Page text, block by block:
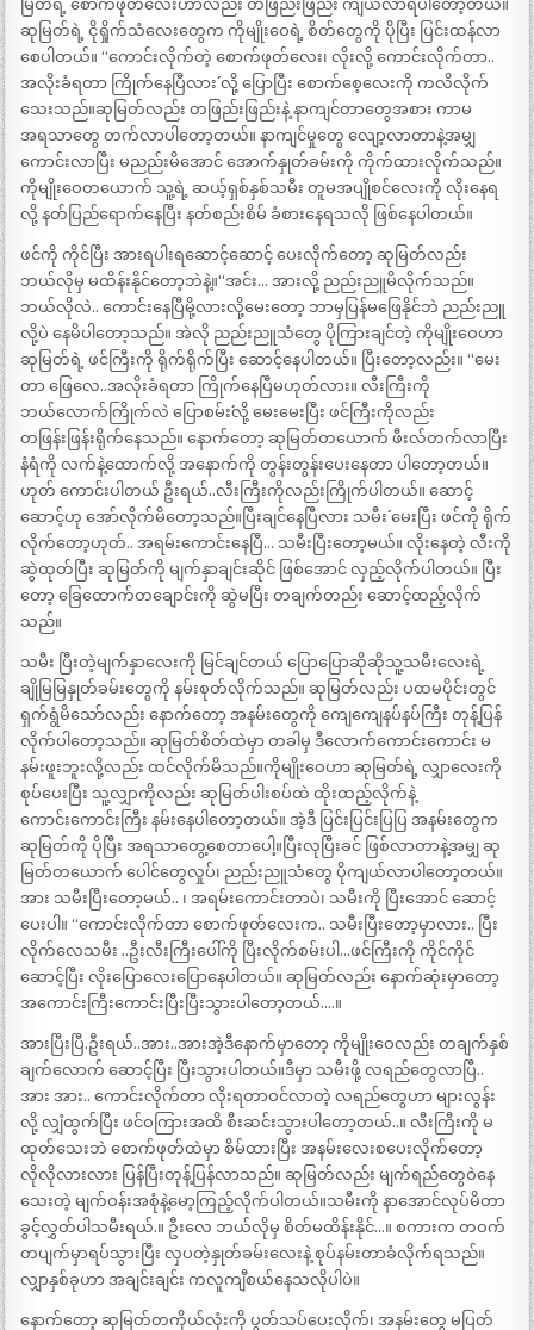
မြတ်ရဲ့ စောက်ဖုတ်လေးဟာလည်း တဖြည်းဖြည်း ကျယ်လာရပါတော့တယ်။
ဆုမြတ်ရဲ့ ငိုရှိုက်သံလေးတွေက ကိုမျိုးဝေရဲ့ စိတ်တွေကို ပိုပြီး ပြင်းထန်လာ
စေပါတယ်။ “ကောင်းလိုက်တဲ့ စောက်ဖုတ်လေး၊ လိုးလို့ ကောင်းလိုက်တာ..
အလိုးခံရတာ ကြိုက်နေပြီလား´´ လို့ ပြောပြီး စောက်စေ့လေးကို ကလိလိုက်
သေးသည်။ဆုမြတ်လည်း တဖြည်းဖြည်းနဲ့ နာကျင်တာတွေအစား ကာမ
အရသာတွေ တက်လာပါတော့တယ်။ နာကျင်မှုတွေ လျော့လာတာနဲ့အမျှ
ကောင်းလာပြီး မညည်းမိအောင် အောက်နှုတ်ခမ်းကို ကိုက်ထားလိုက်သည်။
ကိုမျိုးဝေတယောက် သူ့ရဲ့ ဆယ့်ရှစ်နှစ်သမီး တူမအပျိုစင်လေးကို လိုးနေရ
လို့ နတ်ပြည်ရောက်နေပြီး နတ်စည်းစိမ် ခံစားနေရသလို ဖြစ်နေပါတယ်။
ဖင်ကို ကိုင်ပြီး အားရပါးရဆောင့်ဆောင့် ပေးလိုက်တော့ ဆုမြတ်လည်း
ဘယ်လိုမှ မထိန်းနိုင်တော့ဘဲနဲ့။“အင်း… အားလို့ ညည်းညူမိလိုက်သည်။
ဘယ်လိုလဲ.. ကောင်းနေပြီမို့လားလို့မေးတော့ ဘာမှပြန်မဖြေနိုင်ဘဲ ညည်းညူ
လို့ပဲ နေမိပါတော့သည်။ အဲလို ညည်းညူသံတွေ ပိုကြားချင်တဲ့ ကိုမျိုးဝေဟာ
ဆုမြတ်ရဲ့ ဖင်ကြီးကို ရိုက်ရိုက်ပြီး ဆောင့်နေပါတယ်။ ပြီးတော့လည်း။ “မေး
တာ ဖြေလေ..အလိုးခံရတာ ကြိုက်နေပြီမဟုတ်လား။ လီးကြီးကို
ဘယ်လောက်ကြိုက်လဲ ပြောစမ်း´´လို့ မေးမေးပြီး ဖင်ကြီးကိုလည်း
တဖြန်းဖြန်းရိုက်နေသည်။ နောက်တော့ ဆုမြတ်တယောက် ဖီးလ်တက်လာပြီး
နံရံကို လက်နဲ့ထောက်လို့ အနောက်ကို တွန်းတွန်းပေးနေတာ ပါတော့တယ်။
ဟုတ် ကောင်းပါတယ် ဦးရယ်..လီးကြီးကိုလည်းကြိုက်ပါတယ်။ ဆောင့်
ဆောင့်ဟု အော်လိုက်မိတော့သည်။ပြီးချင်နေပြီလား သမီး´´ မေးပြီး ဖင်ကို ရိုက်
လိုက်တော့ဟုတ်.. အရမ်းကောင်းနေပြီ… သမီးပြီးတော့မယ်။ လိုးနေတဲ့ လီးကို
ဆွဲထုတ်ပြီး ဆုမြတ်ကို မျက်နှာချင်းဆိုင် ဖြစ်အောင် လှည့်လိုက်ပါတယ်။ ပြီး
တော့ ခြေထောက်တချောင်းကို ဆွဲမပြီး တချက်တည်း ဆောင့်ထည့်လိုက်
သည်။
သမီး ပြီးတဲ့မျက်နှာလေးကို မြင်ချင်တယ် ပြောပြောဆိုဆိုသူ့သမီးလေးရဲ့
ချိုမြမြနှုတ်ခမ်းတွေကို နမ်းစုတ်လိုက်သည်။ ဆုမြတ်လည်း ပထမပိုင်းတွင်
ရှက်ရွံမိသော်လည်း နောက်တော့ အနမ်းတွေကို ကျေကျေနပ်နပ်ကြီး တုန့်ပြန်
လိုက်ပါတော့သည်။ ဆုမြတ်စိတ်ထဲမှာ တခါမှ ဒီလောက်ကောင်းကောင်း မ
နမ်းဖူးဘူးလို့လည်း ထင်လိုက်မိသည်။ကိုမျိုးဝေဟာ ဆုမြတ်ရဲ့ လျှာလေးကို
စုပ်ပေးပြီး သူ့လျှာကိုလည်း ဆုမြတ်ပါးစပ်ထဲ ထိုးထည့်လိုက်နဲ့
ကောင်းကောင်းကြီး နမ်းနေပါတော့တယ်။ အဲ့ဒီ ပြင်းပြင်းပြပြ အနမ်းတွေက
ဆုမြတ်ကို ပိုပြီး အရသာတွေ့စေတာပေါ့။ပြီးလုပြီးခင် ဖြစ်လာတာနဲ့အမျှ ဆု
မြတ်တယောက် ပေါင်တွေလှုပ်၊ ညည်းညူသံတွေ ပိုကျယ်လာပါတော့တယ်။
အား သမီးပြီးတော့မယ်.. ၊ အရမ်းကောင်းတာပဲ၊ သမီးကို ပြီးအောင် ဆောင့်
ပေးပါ။ “ကောင်းလိုက်တာ စောက်ဖုတ်လေးက.. သမီးပြီးတော့မှာလား.. ပြီး
လိုက်လေသမီး ..ဦးလီးကြီးပေါ်ကို ပြီးလိုက်စမ်းပါ…ဖင်ကြီးကို ကိုင်ကိုင်
ဆောင့်ပြီး လိုးပြောလေးပြောနေပါတယ်။ ဆုမြတ်လည်း နောက်ဆုံးမှာတော့
အကောင်းကြီးကောင်းပြီးပြီးသွားပါတော့တယ်….။
အားပြီးပြီ.ဦးရယ်..အား..အားအဲ့ဒီနောက်မှာတော့ ကိုမျိုးဝေလည်း တချက်နှစ်
ချက်လောက် ဆောင့်ပြီး ပြီးသွားပါတယ်။ဒီမှာ သမီးဖို့ လရည်တွေလာပြီ..
အား အား.. ကောင်းလိုက်တာ လိုးရတာဝင်လာတဲ့ လရည်တွေဟာ များလွန်း
လို့ လျှံထွက်ပြီး ဖင်ဝကြားအထိ စီးဆင်းသွားပါတော့တယ်..။ လီးကြီးကို မ
ထုတ်သေးဘဲ စောက်ဖုတ်ထဲမှာ စိမ်ထားပြီး အနမ်းလေးစပေးလိုက်တော့
လိုလိုလားလား ပြန်ပြီးတုန့်ပြန်လာသည်။ ဆုမြတ်လည်း မျက်ရည်တွေဝဲနေ
သေးတဲ့ မျက်ဝန်းအစုံနဲ့မော့ကြည့်လိုက်ပါတယ်။သမီးကို နာအောင်လုပ်မိတာ
ခွင့်လွှတ်ပါသမီးရယ်.။ ဦးလေ ဘယ်လိုမှ စိတ်မထိန်းနိုင်…။ စကားက တဝက်
တပျက်မှာရပ်သွားပြီး လှပတဲ့နှုတ်ခမ်းလေးနဲ့ စုပ်နမ်းတာခံလိုက်ရသည်။
လျှာနှစ်ခုဟာ အချင်းချင်း ကလူကျီစယ်နေသလိုပါပဲ။
နောက်တော့ ဆုမြတ်တကိုယ်လုံးကို ပွတ်သပ်ပေးလိုက်၊ အနမ်းတွေ မပြတ်